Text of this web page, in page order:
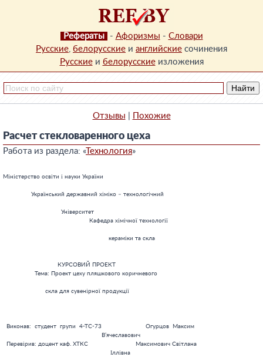
Рефераты - Афоризмы - Словари
Русские, белорусские и английские сочинения
Русскиеи белорусскиеизложения
Отзывы Похожие
Расчет стекловаренного цеха
Работа из раздела: «Технология»